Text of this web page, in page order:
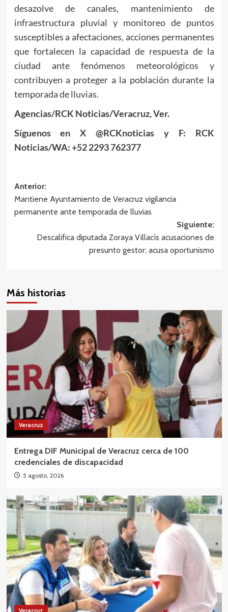
desazolve de canales, mantenimiento de
infraestructura pluvial y monitoreo de puntos
susceptibles a afectaciones, acciones permanentes
que fortalecen la capacidad de respuesta de la
ciudad ante fenómenos meteorológicos y
contribuyen a proteger a la población durante la
temporada de lluvias.
Agencias/RCK Noticias/Veracruz, Ver.
Síguenos en X @RCKnoticias y F: RCK
Noticias/WA: +52 2293 762377
Navegación
de
entradas
Anterior:
Mantiene Ayuntamiento de Veracruz vigilancia
permanente ante temporada de lluvias
Siguiente:
Descalifica diputada Zoraya Villacís acusaciones de
presunto gestor; acusa oportunismo
Más historias
Veracruz
Entrega DIF Municipal de Veracruz cerca de 100
credenciales de discapacidad
5 agosto, 2026
Veracruz